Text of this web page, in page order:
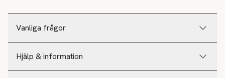
Vanliga frågor
Hjälp & information